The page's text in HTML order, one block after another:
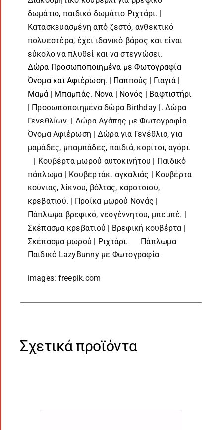
δωμάτιο, παιδικό δωμάτιο Ριχτάρι. |
Κατασκευασμένη από ζεστό, ανθεκτικό
πολυεστέρα, έχει ιδανικό βάρος και είναι
εύκολο να πλυθεί και να στεγνώσει.
Δώρα Προσωποποιημένα με Φωτογραφία
Όνομα και Αφιέρωση. | Παππούς | Γιαγιά |
Μαμά | Μπαμπάς. Νονά | Νονός | Βαφτιστήρι
| Προσωποποιημένα δώρα Birthday |. Δώρα
Γενεθλίων. | Δώρα Αγάπης με Φωτογραφία
Όνομα Αφιέρωση | Δώρα για Γενέθλια, για
μαμάδες, μπαμπάδες, παιδιά, κορίτσι, αγόρι.
| Κουβέρτα μωρού αυτοκινήτου | Παιδικό
πάπλωμα | Κουβερτάκι αγκαλιάς | Κουβέρτα
κούνιας, λίκνου, βόλτας, καροτσιού,
κρεβατιού. | Προίκα μωρού Νονάς |
Πάπλωμα βρεφικό, νεογέννητου, μπεμπέ. |
Σκέπασμα κρεβατιού | Βρεφική κουβέρτα |
Σκέπασμα μωρού | Ριχτάρι. Πάπλωμα
Παιδικό LazyBunny με Φωτογραφία
images: freepik.com
Σχετικά προϊόντα